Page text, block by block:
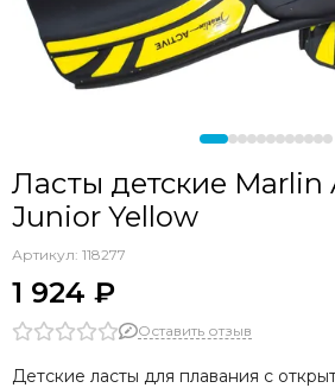
Ласты детские Marlin
Junior Yellow
Артикул: 118277
1 924 ₽
Оставить отзыв
Детские ласты для плавания с